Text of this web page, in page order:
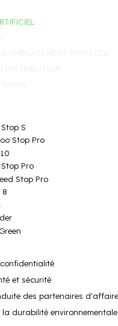
S
Pro
Stop Pro
Stop Pro
8
et sécurité
des partenaires
la durabilité environnementale